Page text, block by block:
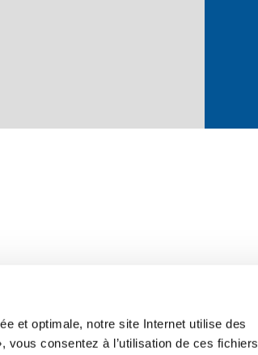
et optimale, notre site Internet utilise des
consentez à l’utilisation de ces fichiers